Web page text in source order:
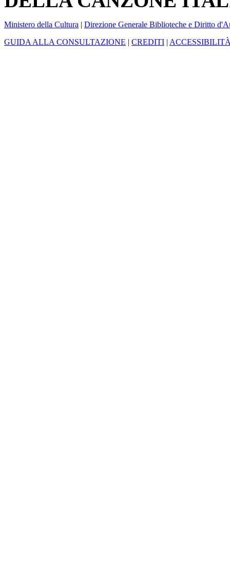
Ministero della Cultura | Direzione Generale Biblioteche e Diritto
GUIDA ALLA CONSULTAZIONE | CREDITI |